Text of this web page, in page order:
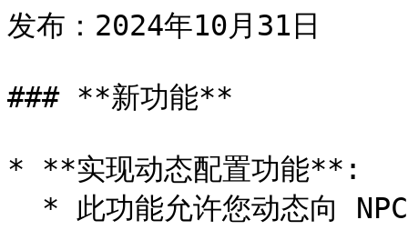
发布：2024年10月31日
### **新功能**
* **实现动态配置功能**: